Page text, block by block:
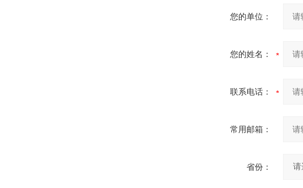
您的单位：
您的姓名：
联系电话：
常用邮箱：
省份：